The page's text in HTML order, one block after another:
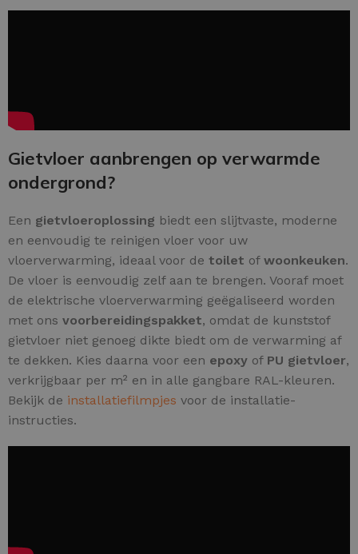
Gietvloer aanbrengen op verwarmde
ondergrond?
Een gietvloeroplossing biedt een slijtvaste, moderne
en eenvoudig te reinigen vloer voor uw
vloerverwarming, ideaal voor de toilet of woonkeuken.
De vloer is eenvoudig zelf aan te brengen. Vooraf moet
de elektrische vloerverwarming geëgaliseerd worden
met ons voorbereidingspakket, omdat de kunststof
gietvloer niet genoeg dikte biedt om de verwarming af
te dekken. Kies daarna voor een epoxy of PU gietvloer,
verkrijgbaar per m² en in alle gangbare RAL-kleuren.
Bekijk de installatiefilmpjes voor de installatie-
instructies.